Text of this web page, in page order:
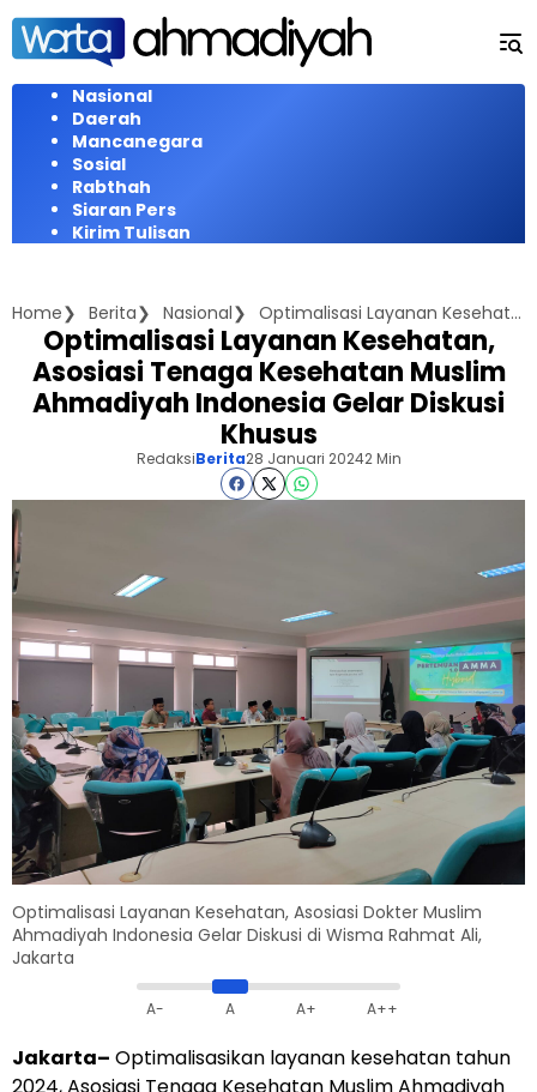
Langsung
konten
Nasional
Daerah
Mancanegara
Sosial
Rabthah
Siaran Pers
Kirim Tulisan
Home Berita Nasional Optimalisasi Layanan Kesehatan, Asosiasi Tenaga Kesehatan Muslim Ahmadiyah Indonesia Gelar Diskusi Khusus
Optimalisasi Layanan Kesehatan,
Asosiasi Tenaga Kesehatan Muslim
Ahmadiyah Indonesia Gelar Diskusi
Khusus
RedaksiBerita28 Januari 20242 Min
Optimalisasi Layanan Kesehatan, Asosiasi Dokter Muslim
Ahmadiyah Indonesia Gelar Diskusi di Wisma Rahmat Ali,
Jakarta
A- A A+ A++
Jakarta– Optimalisasikan layanan kesehatan tahun